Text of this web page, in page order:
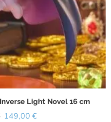
Light Novel 16 cm
149,00 €